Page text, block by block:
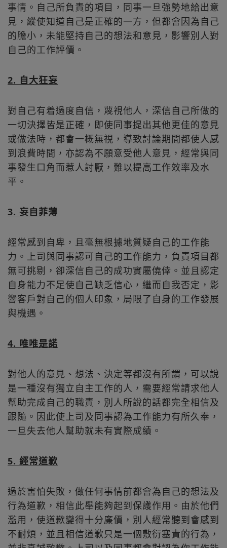
事情。自己所負責的項目，同事一旦強勢地給出意
見，縱使知道自己是正確的一方，但都會因為自己
的膽小，未能堅持自己的想法和意見，影響別人對
自己的工作評價。
2. 自大狂妄
對自己有着過度自信，蔑視他人，深信自己所做的
一切決擇皆是正確，即使同事提出其他更佳的意見
或做法時，都會一概無視，導致討論期間都使人感
到浪費時間，亦認為不願意受他人意見，經常與同
事發生口角而惹人討厭，難以提高工作效率及水
平。
3. 妄自菲薄
經常感到自卑，且毫無根據地質疑自己的工作能
力。上司與同事認可自己的工作能力，負責項目都
無可挑剔，卻深信自己的成功實屬僥倖。並且認定
自身能力不足使自己缺乏信心，繼而自我否定，影
響客戶對自己的個人印象，局限了自身的工作發展
與機遇。
4. 唯唯是諾
對他人的意見、想法、決定等都沒有所謂，可以說
是一種沒有獨立自主工作的人，需要經常請求他人
幫助完成自己的職責，別人所說的話都完全相信及
跟隨。因此使上司及同事認為工作能力有所久奉，
一旦失去他人幫助就未有實際成績。
5. 經常道歉
過於害怕失敗，做任何事情前都會為自己的想法及
行為道歉，相信此舉能夠起到保護作用。由於他們
濫用，使道歉變得十分廉價，別人經常聽到會感到
不耐煩，並且相信道歉只是一個敷衍塞責的行為，